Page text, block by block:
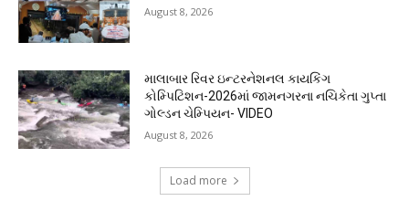
August 8, 2026
માલાબાર રિવર ઇન્ટરનેશનલ કાયકિંગ
કોમ્પિટિશન-2026માં જામનગરના નચિકેતા ગુપ્તા
ગોલ્ડન ચેમ્પિયન- VIDEO
August 8, 2026
Load more